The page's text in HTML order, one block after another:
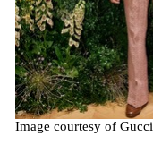
Image courtesy of Gucci